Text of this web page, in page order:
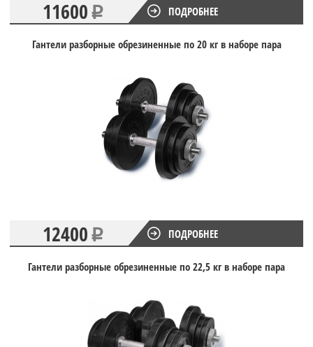
11600 ПОДРОБНЕЕ
Гантели разборные обрезиненные по 20 кг в наборе пара
12400 ПОДРОБНЕЕ
Гантели разборные обрезиненные по 22,5 кг в наборе пара